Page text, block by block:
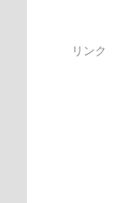
リンク